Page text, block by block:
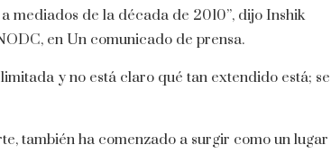
mediados de la década de 2010”, dijo Inshik
en Un comunicado de prensa.
y no está claro qué tan extendido está; se
también ha comenzado a surgir como un lugar